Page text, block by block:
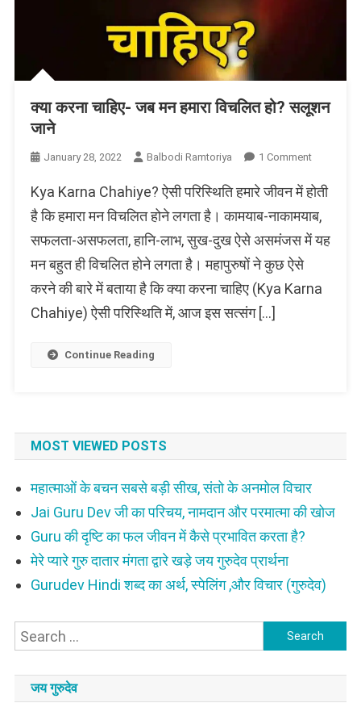
क्या करना चाहिए- जब मन हमारा विचलित हो? सलूशन
जाने
January 28, 2022 Balbodi Ramtoriya 1 CommentOn
करना
जब
मन
हो?
Kya Karna Chahiye? ऐसी परिस्थिति हमारे जीवन में होती
है कि हमारा मन विचलित होने लगता है। कामयाब-नाकामयाब,
सफलता-असफलता, हानि-लाभ, सुख-दुख ऐसे असमंजस में यह
मन बहुत ही विचलित होने लगता है। महापुरुषों ने कुछ ऐसे
करने की बारे में बताया है कि क्या करना चाहिए (Kya Karna
Chahiye) ऐसी परिस्थिति में, आज इस सत्संग […]
Continue Reading
MOST VIEWED POSTS
महात्माओं के बचन सबसे बड़ी सीख, संतो के अनमोल विचार
Jai Guru Dev जी का परिचय, नामदान और परमात्मा की खोज
Guru की दृष्टि का फल जीवन में कैसे प्रभावित करता है?
मेरे प्यारे गुरु दातार मंगता द्वारे खड़े जय गुरुदेव प्रार्थना
Gurudev Hindi शब्द का अर्थ, स्पेलिंग ,और विचार (गुरुदेव)
Search
जय गुरुदेव